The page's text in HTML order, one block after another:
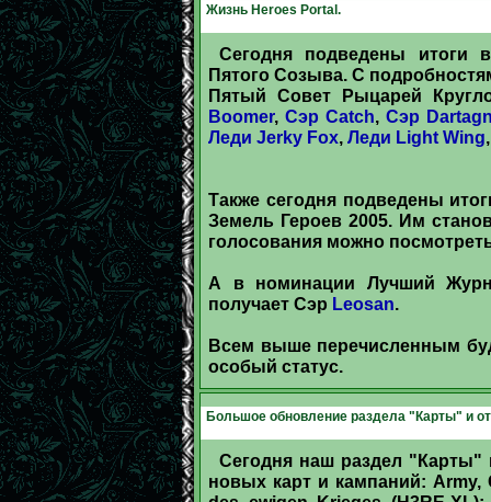
Жизнь Heroes Portal.
Сегодня подведены итоги
Пятого Созыва. С
Пятый Совет Рыцарей
Boomer,Сэр Catch,Сэр
Леди Jerky Fox, Леди Light Wing
Также сегодня подведены
Земель Героев 2005. Им
голосования можно
А в номинации Лучший
получает Сэр Leosan.
Всем выше перечисленным
особый статус.
Большое обновление раздела "Карты" и
Сегодня наш раздел "Карты"
новых карт и кампаний: Army,